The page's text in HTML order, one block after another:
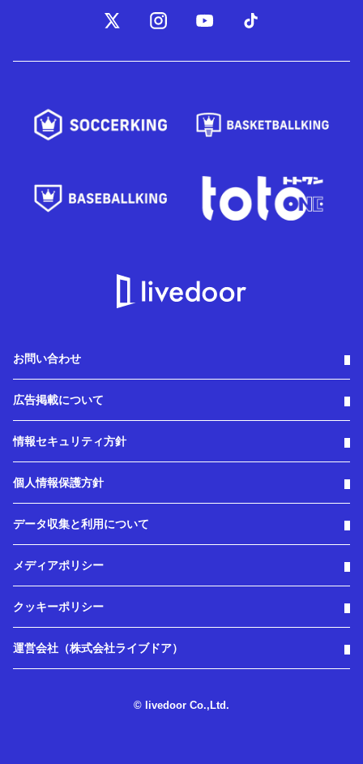
お問い合わせ
広告掲載について
情報セキュリティ方針
個人情報保護方針
データ収集と利用について
メディアポリシー
クッキーポリシー
運営会社（株式会社ライブドア）
© livedoor Co.,Ltd.